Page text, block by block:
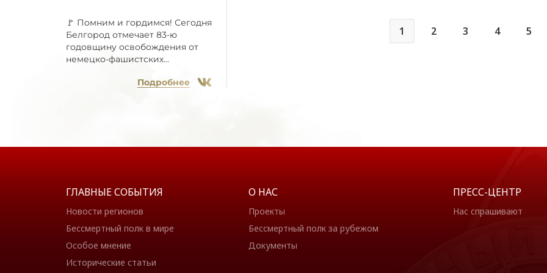
🚩 Помним и гордимся! Сегодня
Белгород отмечает 83-ю
годовщину освобождения от
немецко-фашистских...
Подробнее
1 2 3 4 5
ГЛАВНЫЕ СОБЫТИЯ
Новости регионов
Бессмертный полк в мире
Особое мнение
Исторические статьи
О НАС
Проекты
Бессмертный полк за рубежом
Документы
ПРЕСС-ЦЕНТР
Нас спрашивают